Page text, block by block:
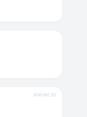
ANÚNCIO